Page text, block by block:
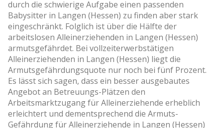
durch die schwierige Aufgabe einen passenden
Babysitter in Langen (Hessen) zu finden aber stark
eingeschränkt. Folglich ist über die Hälfte der
arbeitslosen Alleinerziehenden in Langen (Hessen)
armutsgefährdet. Bei vollzeiterwerbstätigen
Alleinerziehenden in Langen (Hessen) liegt die
Armutsgefährdungsquote nur noch bei fünf Prozent.
Es lässt sich sagen, dass ein besser ausgebautes
Angebot an Betreuungs-Plätzen den
Arbeitsmarktzugang für Alleinerziehende erheblich
erleichtert und dementsprechend die Armuts-
Gefährdung für Alleinerziehende in Langen (Hessen)